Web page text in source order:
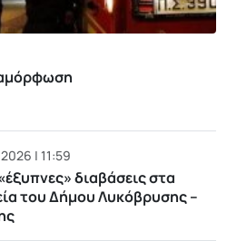
| 11:59
διαβάσεις στα
του Δήμου Λυκόβρυσης –